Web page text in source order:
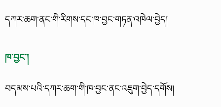
དཀར་ཆག་ནང་གི་རིགས་དང་ཁ་བྱང་གཏན་འཁེལ་བྱེད།
ཁ་བྱང་།
བདམས་པའི་དཀར་ཆག་གི་ཁ་བྱང་ནང་འཇུག་བྱེད་དགོས།